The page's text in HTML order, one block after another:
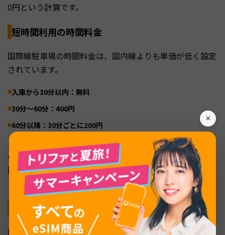
×
0円という計算です。
短時間利用の時間料金
国際線駐車場の時間料金は、国内線よりも単価が低く設定
されています。
入庫から30分以内：無料
30分〜60分：400円
60分以降：30分ごとに200円
見送り・出迎えで短時間立ち寄るだけなら、国際線駐車場
のほうが料金面で有利です。30分以内なら無料という点は
国内線と同じですが、それ以降の時間料金が約2割安くな
っています。
大型車両の料金
国際線駐車場の平面駐車場は、全高3.5mまでの大型車両